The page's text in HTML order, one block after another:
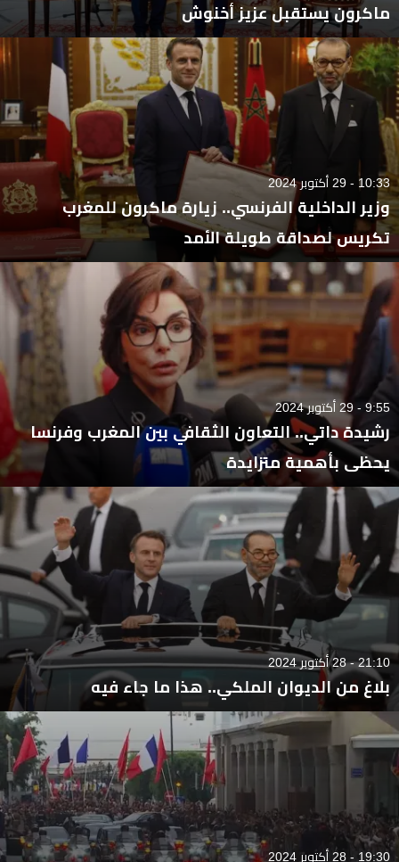
ماكرون يستقبل عزيز أخنوش
10:33 - 29 أكتوبر 2024
وزير الداخلية الفرنسي.. زيارة ماكرون للمغرب
تكريس لصداقة طويلة الأمد
9:55 - 29 أكتوبر 2024
رشيدة داتي.. التعاون الثقافي بين المغرب وفرنسا
يحظى بأهمية متزايدة
21:10 - 28 أكتوبر 2024
بلاغ من الديوان الملكي.. هذا ما جاء فيه
19:30 - 28 أكتوبر 2024